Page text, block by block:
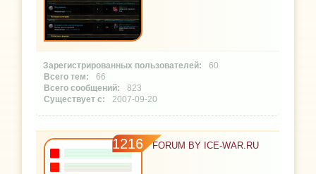
60
66
823
2007-09-20
1216 FORUM BY ICE-WAR.RU